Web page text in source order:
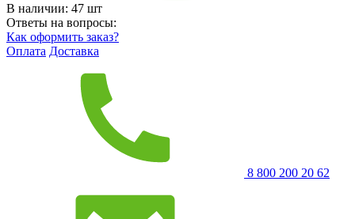
В наличии: 47 шт
Ответы на вопросы:
Как оформить заказ?
Оплата Доставка
8 800 200 20 62